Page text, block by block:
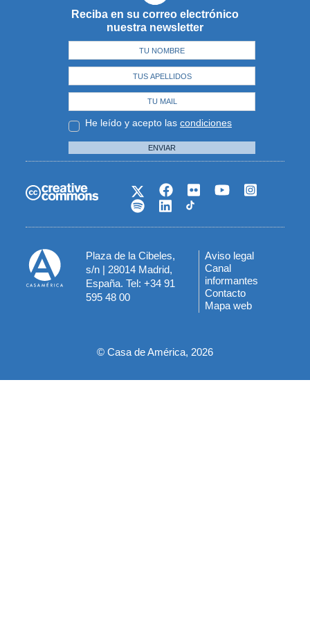
Reciba en su correo electrónico
nuestra newsletter
He leído y acepto las condiciones
ENVIAR
Plaza de la Cibeles,
s/n | 28014 Madrid,
España. Tel: +34 91
595 48 00
Menú
del
pie
Aviso legal
Canal
informantes
Contacto
Mapa web
© Casa de América, 2026